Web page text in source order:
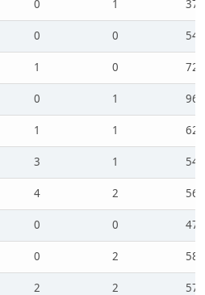
0 1
37
0 0
54
1 0
72
0 1
96
1 1
62
3 1
54
4 2
56
0 0
47
0 2
58
2 2
57